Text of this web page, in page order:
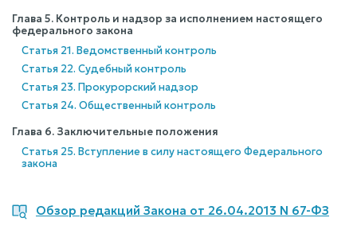
Глава 5. Контроль и надзор за исполнением настоящего
федерального закона
Статья 21. Ведомственный контроль
Статья 22. Судебный контроль
Статья 23. Прокурорский надзор
Статья 24. Общественный контроль
Глава 6. Заключительные положения
Статья 25. Вступление в силу настоящего Федерального
закона
Обзор редакций Закона от 26.04.2013 N 67-ФЗ